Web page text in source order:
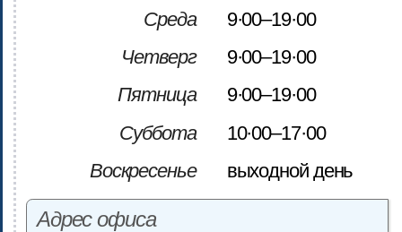
Среда
9·00–19·00
Четверг
9·00–19·00
Пятница
9·00–19·00
Суббота
10·00–17·00
Воскресенье
выходной день
Адрес офиса